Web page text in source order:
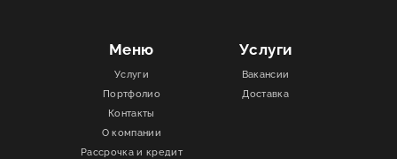
СТОИМОСТЬ
О КОМПАНИИ
ИНФОРМАЦИЯ
Меню
Услуги
Портфолио
Контакты
О компании
Рассрочка и кредит
Услуги
Вакансии
Доставка